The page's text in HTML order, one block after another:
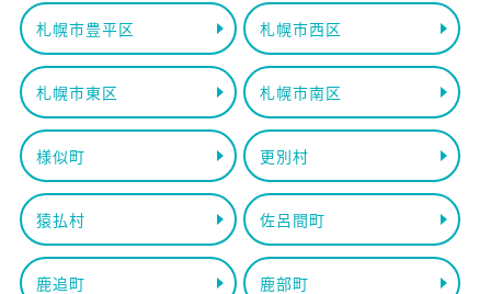
札幌市豊平区 札幌市西区
札幌市東区 札幌市南区
様似町 更別村
猿払村 佐呂間町
鹿追町 鹿部町